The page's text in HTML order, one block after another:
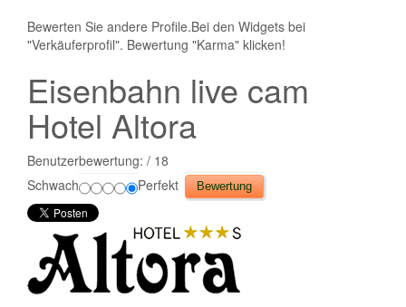
Bewerten Sie andere Profile.Bei den Widgets bei
"Verkäuferprofil". Bewertung "Karma" klicken!
Eisenbahn live cam
Hotel Altora
Benutzerbewertung: / 18
Schwach
Perfekt